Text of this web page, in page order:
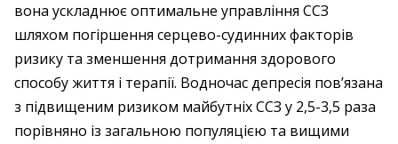
вона ускладнює оптимальне управління ССЗ
шляхом погіршення серцево-судинних факторів
ризику та зменшення дотримання здорового
способу життя і терапії. Водночас депресія пов’язана
з підвищеним ризиком майбутніх ССЗ у 2,5-3,5 раза
порівняно із загальною популяцією та вищими